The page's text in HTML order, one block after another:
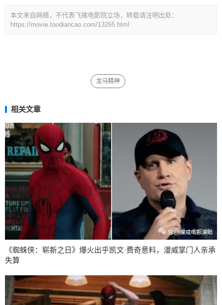
本文来自网络，不代表飞猪电影院立场，转载请注明出处：
https://movie.toodiancao.com/13265.html
龙马精神
相关文章
《蜘蛛侠：崭新之日》爆火出乎凯文·费奇意料，漫威掌门人亲承
失算